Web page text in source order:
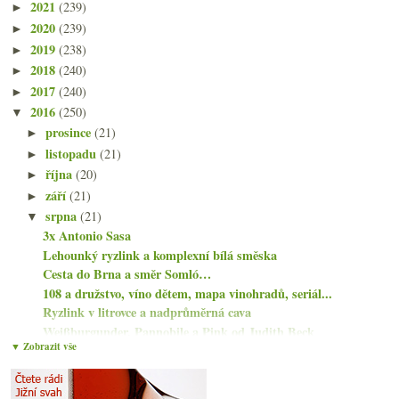
► 2021 (239)
► 2020 (239)
► 2019 (238)
► 2018 (240)
► 2017 (240)
▼ 2016 (250)
►prosince(21)
►listopadu(21)
►října(20)
►září(21)
▼srpna(21)
3x Antonio Sasa
Lehounký ryzlink a komplexní bílá směska
Cesta do Brna a směr Somló…
108 a družstvo, víno dětem, mapa vinohradů, seriál...
Ryzlink v litrovce a nadprůměrná cava
Weißburgunder, Pannobile a Pink od Judith Beck
Sladké Somló a výtečná serióznější Cava
Osmiletý Lagavulin
Vinař roku 2016 a něco čtení na víkend
▼ Zobrazit vše